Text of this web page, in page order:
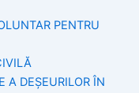
PENTRU
A DEȘEURILOR ÎN